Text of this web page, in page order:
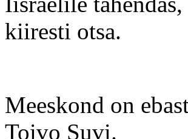
kiiresti otsa.
Meeskond on
Toivo Suvi.